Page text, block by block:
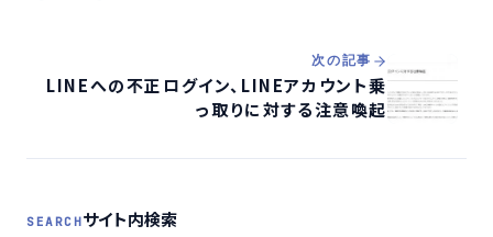
次の記事
LINEへの不正ログイン、LINEアカウント乗
っ取りに対する注意喚起
SEARCHサイト内検索